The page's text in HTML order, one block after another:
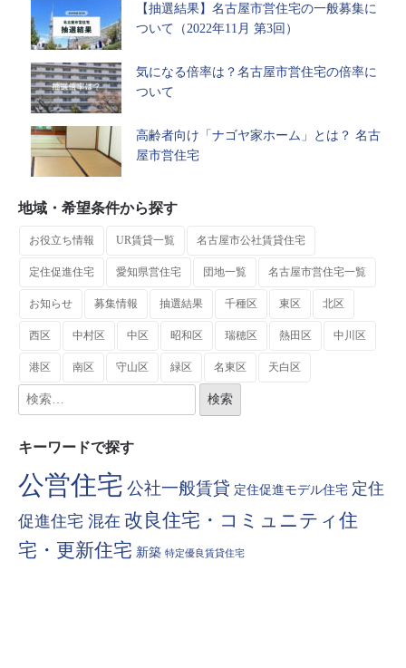
【抽選結果】名古屋市営住宅の一般募集に
ついて（2022年11月 第3回）
気になる倍率は？名古屋市営住宅の倍率に
ついて
高齢者向け「ナゴヤ家ホーム」とは？ 名古
屋市営住宅
地域・希望条件から探す
お役立ち情報 UR賃貸一覧 名古屋市公社賃貸住宅
定住促進住宅 愛知県営住宅 団地一覧 名古屋市営住宅一覧
お知らせ 募集情報 抽選結果 千種区 東区 北区
西区 中村区 中区 昭和区 瑞穂区 熱田区 中川区
港区 南区 守山区 緑区 名東区 天白区
キーワードで探す
公営住宅 公社一般賃貸 定住促進モデル住宅 定住
促進住宅 混在 改良住宅・コミュニティ住
宅・更新住宅 新築 特定優良賃貸住宅